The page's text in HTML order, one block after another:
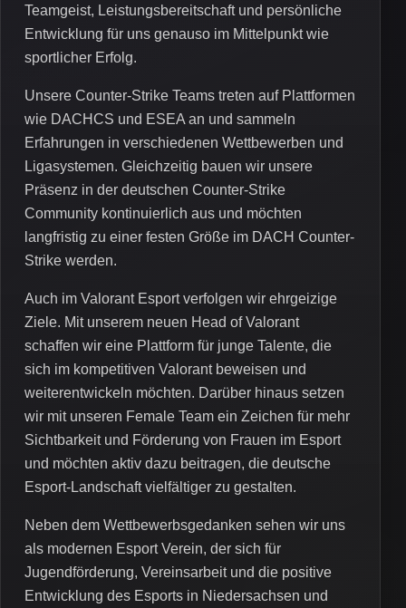
Teamgeist, Leistungsbereitschaft und persönliche
Entwicklung für uns genauso im Mittelpunkt wie
sportlicher Erfolg.
Unsere Counter-Strike Teams treten auf Plattformen
wie DACHCS und ESEA an und sammeln
Erfahrungen in verschiedenen Wettbewerben und
Ligasystemen. Gleichzeitig bauen wir unsere
Präsenz in der deutschen Counter-Strike
Community kontinuierlich aus und möchten
langfristig zu einer festen Größe im DACH Counter-
Strike werden.
Auch im Valorant Esport verfolgen wir ehrgeizige
Ziele. Mit unserem neuen Head of Valorant
schaffen wir eine Plattform für junge Talente, die
sich im kompetitiven Valorant beweisen und
weiterentwickeln möchten. Darüber hinaus setzen
wir mit unseren Female Team ein Zeichen für mehr
Sichtbarkeit und Förderung von Frauen im Esport
und möchten aktiv dazu beitragen, die deutsche
Esport-Landschaft vielfältiger zu gestalten.
Neben dem Wettbewerbsgedanken sehen wir uns
als modernen Esport Verein, der sich für
Jugendförderung, Vereinsarbeit und die positive
Entwicklung des Esports in Niedersachsen und